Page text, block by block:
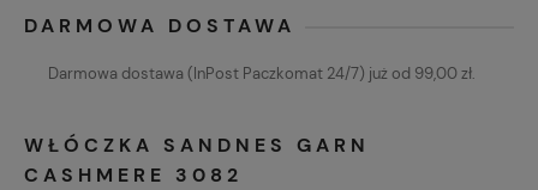
DARMOWA DOSTAWA
Darmowa dostawa (InPost Paczkomat 24/7) już od 99,00 zł.
WŁÓCZKA SANDNES GARN
CASHMERE 3082